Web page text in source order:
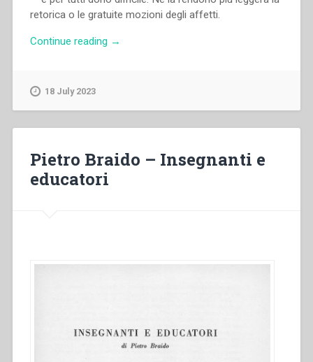
retorica o le gratuite mozioni degli affetti.
Continue reading “Pietro
→
18 July 2023
Pietro Braido – Insegnanti e
educatori